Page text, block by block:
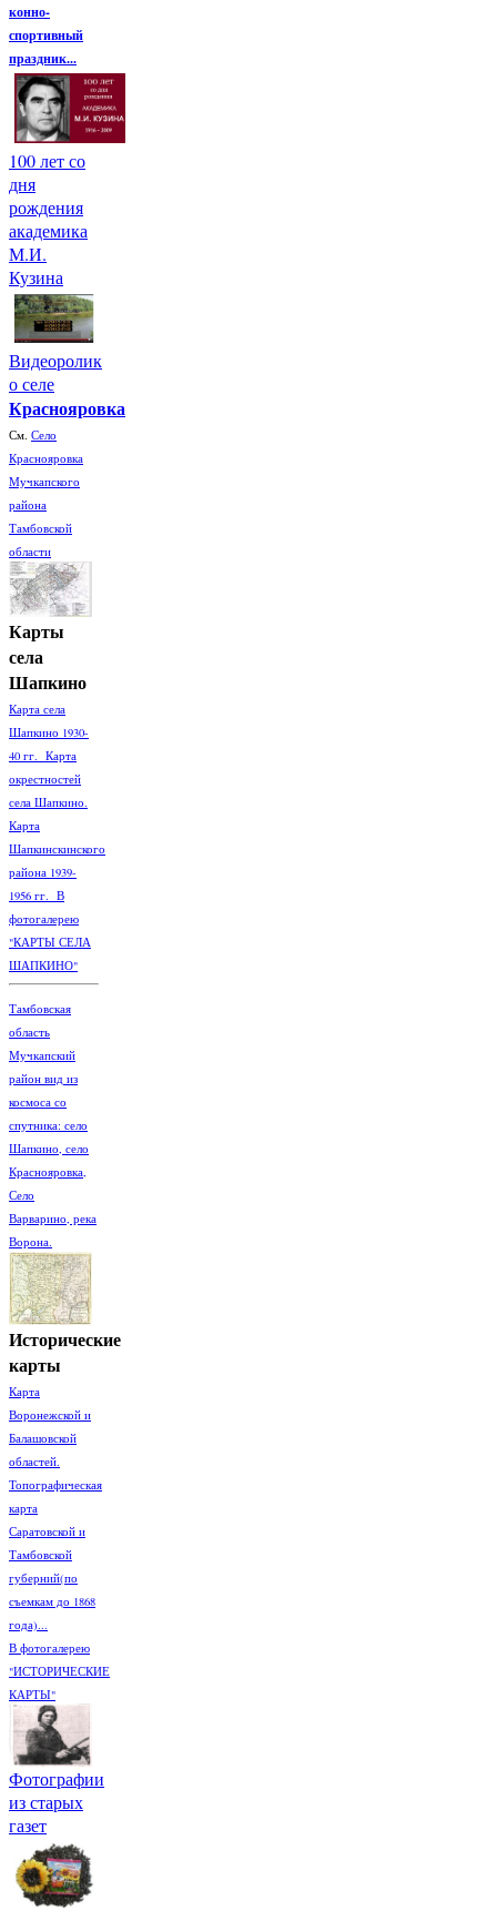
конно-
спортивный
праздник...
100 лет со
дня
рождения
академика
М.И.
Кузина
Видеоролик
о селе
Краснояровка
См. Село
Краснояровка
Мучкапского
района
Тамбовской
области
Карты
села
Шапкино
Карта села
Шапкино 1930-
40 гг. Карта
окрестностей
села Шапкино.
Карта
Шапкинскинского
района 1939-
1956 гг. В
фотогалерею
"КАРТЫ СЕЛА
ШАПКИНО"
Тамбовская
область
Мучкапский
район вид из
космоса со
спутника: село
Шапкино, село
Краснояровка,
Село
Варварино, река
Ворона.
Исторические
карты
Карта
Воронежской и
Балашовской
областей.
Топографическая
карта
Саратовской и
Тамбовской
губерний(по
съемкам до 1868
года)...
В фотогалерею
"ИСТОРИЧЕСКИЕ
КАРТЫ"
Фотографии
из старых
газет